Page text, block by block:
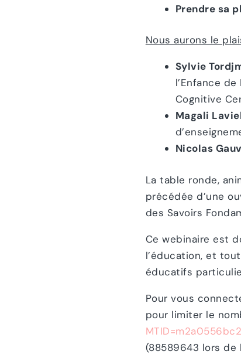
Prendre sa
Nous aurons le
Sylvie
l’Enfance
Cognitive
Magali
Nicolas
La table ronde,
précédée d’une
des Savoirs
Ce webinaire est
l’éducation, et
éducatifs
Pour vous
pour limiter le
(88589643 lors de